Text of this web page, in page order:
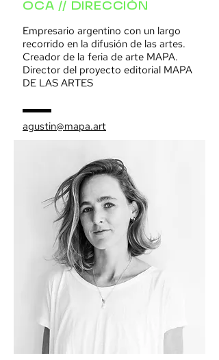
OCA // DIRECCIÓN
Empresario argentino con un largo
recorrido en la difusión de las artes.
Creador de la feria de arte MAPA.
Director del proyecto editorial MAPA
DE LAS ARTES
agustin@mapa.art